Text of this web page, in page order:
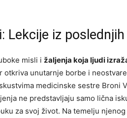
Lekcije iz
misli i žaljenja koja ljudi
otkriva unutarnje borbe i
medicinske sestre Broni
ne predstavljaju samo lična
za svoj život. Na temelju